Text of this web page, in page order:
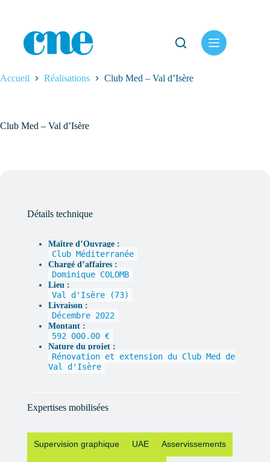
Accueil Réalisations Club Med – Val d’Isère
Club Med – Val d’Isère
Détails technique
Maître d’Ouvrage :
Club Méditerranée
Chargé d’affaires :
Dominique COLOMB
Lieu :
Val d'Isère (73)
Livraison :
Décembre 2022
Montant :
592 000.00 €
Nature du projet :
Rénovation et extension du Club Med de
Val d'Isère
Expertises mobilisées
Supervision graphique UAE Asservissements